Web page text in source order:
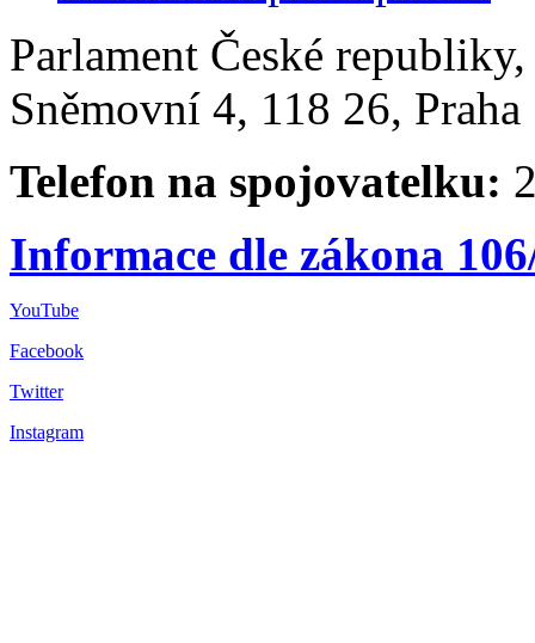
Parlament České
Sněmovní 4, 118 26,
Telefon na spojovatelku:
Informace dle zákona
YouTube
Facebook
Twitter
Instagram